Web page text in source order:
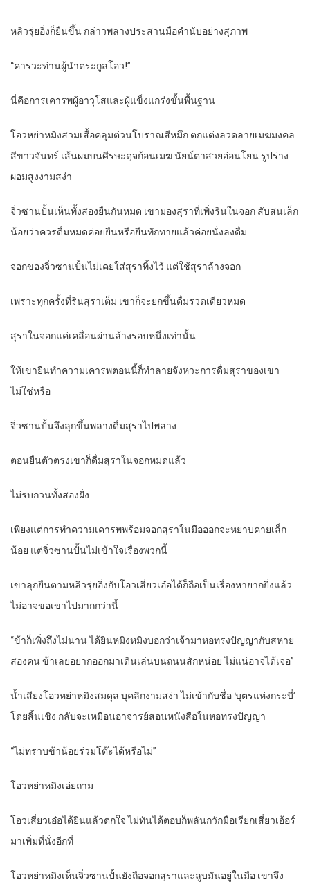
หลิวรุ่ยอิ่งก็ยืนขึ้น กล่าวพลางประสานมือคำนับอย่างสุภาพ
“คารวะท่านผู้นำตระกูลโอว!”
นี่คือการเคารพผู้อาวุโสและผู้แข็งแกร่งขั้นพื้นฐาน
โอวหย่าหมิงสวมเสื้อคลุมต่วนโบราณสีหมึก ตกแต่งลวดลายเมฆมงคล
สีขาวจันทร์ เส้นผมบนศีรษะดุจก้อนเมฆ นัยน์ตาสวยอ่อนโยน รูปร่าง
ผอมสูงงามสง่า
จิ่วซานปั้นเห็นทั้งสองยืนกันหมด เขามองสุราที่เพิ่งรินในจอก สับสนเล็ก
น้อยว่าควรดื่มหมดค่อยยืนหรือยืนทักทายแล้วค่อยนั่งลงดื่ม
จอกของจิ่วซานปั้นไม่เคยใส่สุราทิ้งไว้ แต่ใช้สุราล้างจอก
เพราะทุกครั้งที่รินสุราเต็ม เขาก็จะยกขึ้นดื่มรวดเดียวหมด
สุราในจอกแค่เคลื่อนผ่านล้างรอบหนึ่งเท่านั้น
ให้เขายืนทำความเคารพตอนนี้ก็ทำลายจังหวะการดื่มสุราของเขา
ไม่ใช่หรือ
จิ่วซานปั้นจึงลุกขึ้นพลางดื่มสุราไปพลาง
ตอนยืนตัวตรงเขาก็ดื่มสุราในจอกหมดแล้ว
ไม่รบกวนทั้งสองฝั่ง
เพียงแต่การทำความเคารพพร้อมจอกสุราในมือออกจะหยาบคายเล็ก
น้อย แต่จิ่วซานปั้นไม่เข้าใจเรื่องพวกนี้
เขาลุกยืนตามหลิวรุ่ยอิ่งกับโอวเสี่ยวเอ๋อได้ก็ถือเป็นเรื่องหายากยิ่งแล้ว
ไม่อาจขอเขาไปมากกว่านี้
“ข้าก็เพิ่งถึงไม่นาน ได้ยินหมิงหมิงบอกว่าเจ้ามาหอทรงปัญญากับสหาย
สองคน ข้าเลยอยากออกมาเดินเล่นบนถนนสักหน่อย ไม่แน่อาจได้เจอ”
น้ำเสียงโอวหย่าหมิงสมดุล บุคลิกงามสง่า ไม่เข้ากับชื่อ ‘บุตรแห่งกระบี่’
โดยสิ้นเชิง กลับจะเหมือนอาจารย์สอนหนังสือในหอทรงปัญญา
“ไม่ทราบข้าน้อยร่วมโต๊ะได้หรือไม่”
โอวหย่าหมิงเอ่ยถาม
โอวเสี่ยวเอ๋อได้ยินแล้วตกใจ ไม่ทันได้ตอบก็พลันกวักมือเรียกเสี่ยวเอ้อร์
มาเพิ่มที่นั่งอีกที่
โอวหย่าหมิงเห็นจิ่วซานปั้นยังถือจอกสุราและลูบมันอยู่ในมือ เขาจึง